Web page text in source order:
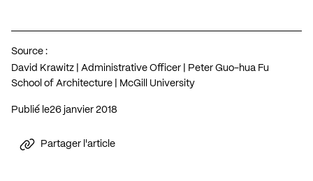
Source :
David Krawitz | Administrative Officer | Peter Guo-hua Fu
School of Architecture | McGill University
Publié le 26 janvier 2018
Partager l'article